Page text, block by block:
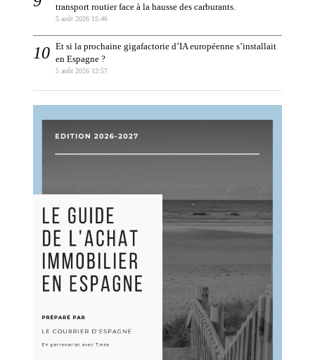
transport routier face à la hausse des carburants.
5 août 2026 15:46
Et si la prochaine gigafactorie d’IA européenne s’installait
en Espagne ?
5 août 2026 12:57